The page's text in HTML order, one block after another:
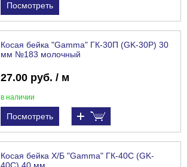
Посмотреть
Косая бейка "Gamma" ГК-30П (GK-30P) 30
мм №183 молочный
27.00 руб. / м
в наличии
Посмотреть
Косая бейка Х/Б "Gamma" ГК-40С (GK-